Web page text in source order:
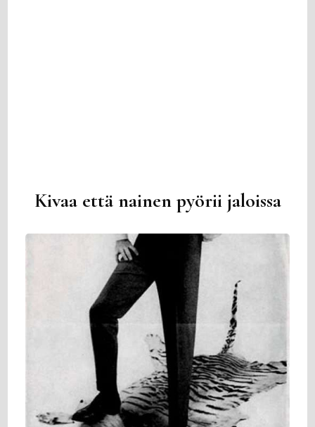
Kivaa että nainen pyörii jaloissa